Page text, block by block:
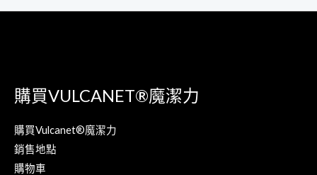
購買VULCANET®魔潔力
購買Vulcanet®魔潔力
銷售地點
購物車